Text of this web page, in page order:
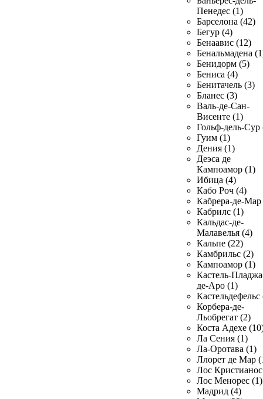
Пенедес (1)
Барселона (42)
Бегур (4)
Бенаавис (12)
Бенальмадена
Бенидорм (5)
Бениса (4)
Бенитачель (3)
Бланес (3)
Валь-де-Сан-
Висенте (1)
Гольф-дель-Сур
Гуим (1)
Дения (1)
Деэса де
Кампоамор (1)
Ибица (4)
Кабо Роч (4)
Кабрера-де-Мар
Кабрилс (1)
Кальдас-де-
Малавелья (4)
Кальпе (22)
Камбрильс (2)
Кампоамор (1)
Кастель-
де-Аро (1)
Кастельдефельс
Корбера-де-
Льобрегат (2)
Коста Адехе
Ла Сения (1)
Ла-Оротава (1)
Ллорет де Мар
Лос
Лос Менорес (1)
Мадрид (4)